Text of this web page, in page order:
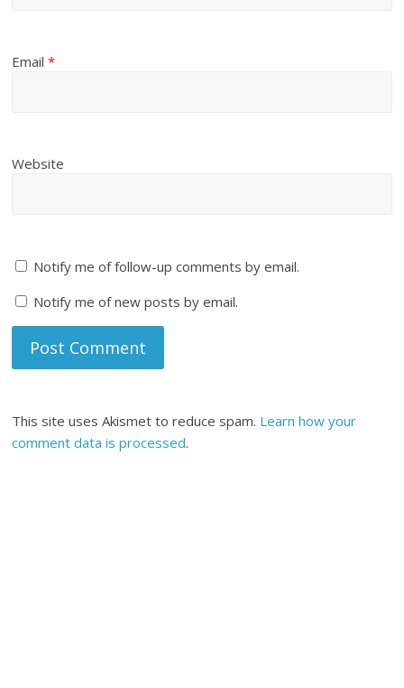
Email*
Website
Notify me of follow-up comments by email.
Notify me of new posts by email.
This site uses Akismet to reduce spam. Learn how your
comment data is processed.